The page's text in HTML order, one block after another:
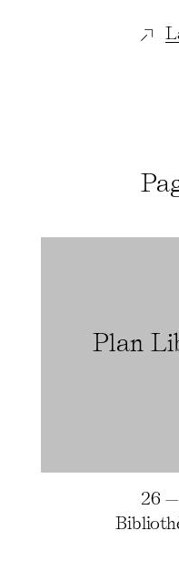
Plan
26